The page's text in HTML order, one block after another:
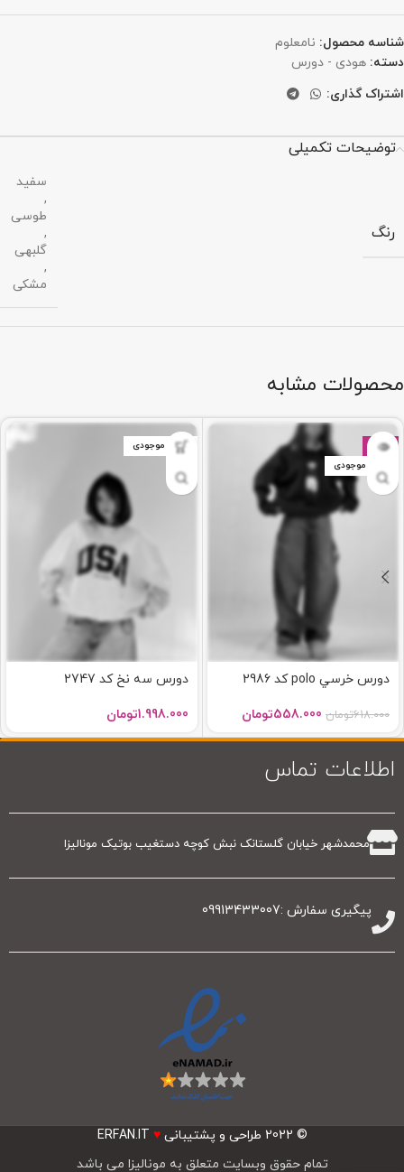
شناسه محصول: نامعلوم
دسته: هودی - دورس
اشتراک گذاری:
توضیحات تکمیلی
رنگ
سفید
,
طوسی
,
گلبهی
,
مشکی
محصولات مشابه
-10%
اتمام موجودی
دورس خرسي polo کد 2986
618.000تومان 558.000تومان
اتمام موجودی
دورس سه نخ کد 2747
1.998.000تومان
اطلاعات تماس
محمدشهر خیابان گلستانک نبش کوچه دستغیب بوتیک مونالیزا
پیگیری سفارش :09913433007
© 2022 طراحی و پشتیبانی ♥
ERFAN.IT
تمام حقوق وبسایت متعلق به مونالیزا می باشد